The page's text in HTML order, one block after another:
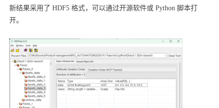
新结果采用了 HDF5 格式，可以通过开源软件或 Python 脚本打
开。